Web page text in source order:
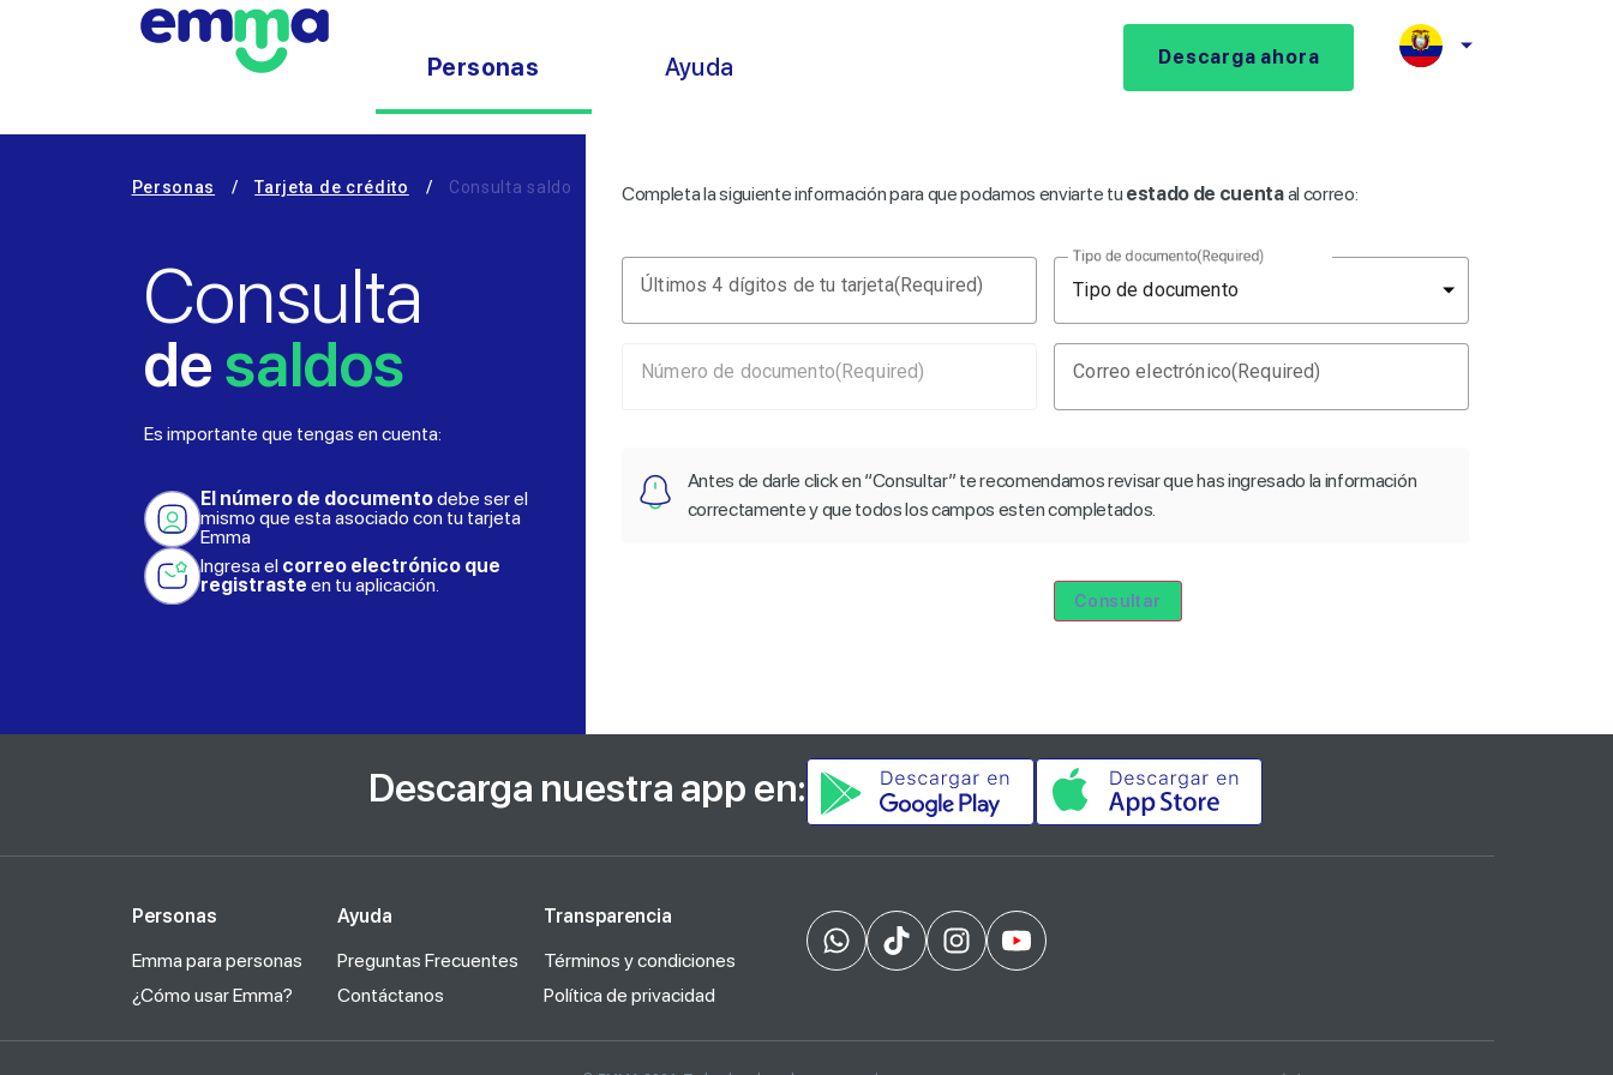
Personas Ayuda Descarga ahora
Personas / Tarjeta de crédito / Consulta saldo
Consulta
desaldos
Es importante que tengas en cuenta:
El número de documentodebe ser el
mismo que esta asociado con tu tarjeta
Emma
Ingresa el correo electrónico que
registraste en tu aplicación.
Completa la siguiente información para que podamos enviarte tu estado de cuentaal correo:
Últimos 4 dígitos de tu tarjeta(Required)
Tipo de documento(Required)
Número de documento(Required) Correo electrónico(Required)
Antes de darle click en “Consultar” te recomendamos revisar que has ingresado la información
correctamente y que todos los campos esten completados.
Consultar
Descarga nuestra app en:
Personas
Emma para personas
¿Cómo usar Emma?
Ayuda
Preguntas Frecuentes
Contáctanos
Transparencia
Términos y condiciones
Política de privacidad